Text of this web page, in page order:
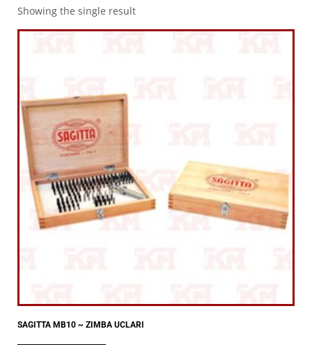
Showing the single result
SAGITTA MB10 ~ ZIMBA UCLARI